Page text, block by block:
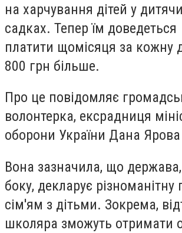
на харчування дітей у
садках. Тепер їм доведеться
платити щомісяця за кожну
800 грн більше.
Про це повідомляє
волонтерка, ексрадниця
оборони України Дана Ярова
Вона зазначила, що
боку, декларує різноманітну
сім'ям з дітьми. Зокрема,
школяра зможуть отримати